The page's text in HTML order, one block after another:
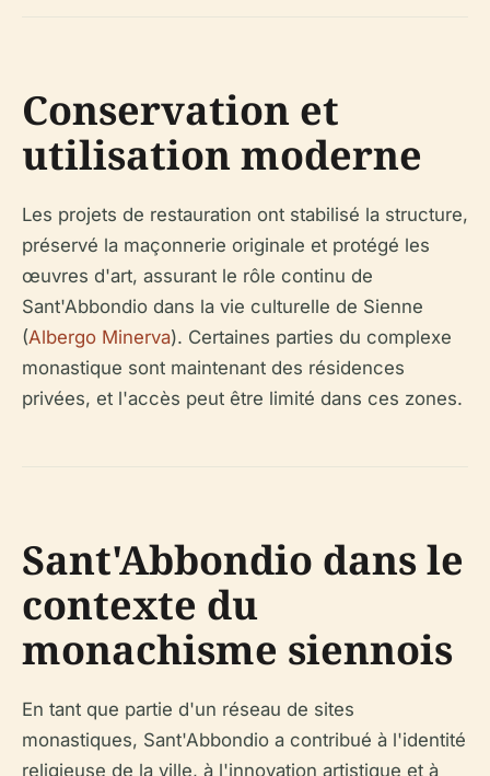
Conservation et
utilisation moderne
Les projets de restauration ont stabilisé la structure,
préservé la maçonnerie originale et protégé les
œuvres d'art, assurant le rôle continu de
Sant'Abbondio dans la vie culturelle de Sienne
(Albergo Minerva). Certaines parties du complexe
monastique sont maintenant des résidences
privées, et l'accès peut être limité dans ces zones.
Sant'Abbondio dans le
contexte du
monachisme siennois
En tant que partie d'un réseau de sites
monastiques, Sant'Abbondio a contribué à l'identité
religieuse de la ville, à l'innovation artistique et à